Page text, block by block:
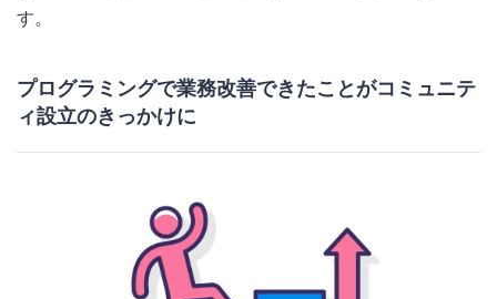
す。
プログラミングで業務改善できたことがコミュニテ
ィ設立のきっかけに